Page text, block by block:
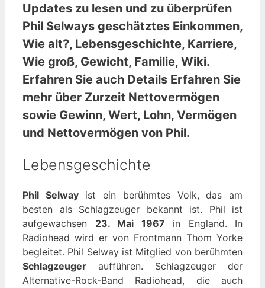
Updates zu lesen und zu überprüfen
Phil Selways geschätztes Einkommen,
Wie alt?, Lebensgeschichte, Karriere,
Wie groß, Gewicht, Familie, Wiki.
Erfahren Sie auch Details Erfahren Sie
mehr über Zurzeit Nettovermögen
sowie Gewinn, Wert, Lohn, Vermögen
und Nettovermögen von Phil.
Lebensgeschichte
Phil Selwayist ein berühmtes Volk, das am
besten als Schlagzeuger bekannt ist. Phil ist
aufgewachsen 23. Mai 1967 in England. In
Radiohead wird er von Frontmann Thom Yorke
begleitet. Phil Selway ist Mitglied von berühmten
Schlagzeuger aufführen. Schlagzeuger der
Alternative-Rock-Band Radiohead, die auch